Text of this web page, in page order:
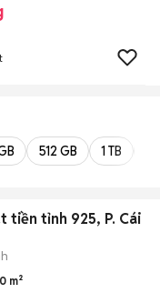
512 GB 1 TB
tiền tỉnh 925, P. Cái
m²